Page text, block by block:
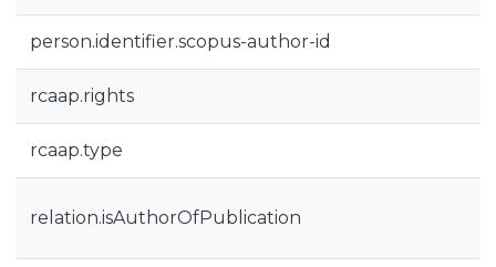
person.identifier.scopus-author-id
rcaap.rights
rcaap.type
relation.isAuthorOfPublication